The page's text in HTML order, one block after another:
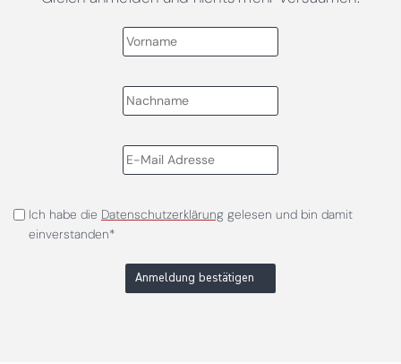
Ich habe die Datenschutzerklärunggelesen und bin damit
einverstanden*
Anmeldung bestätigen